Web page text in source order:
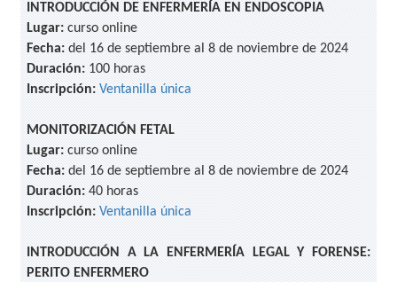
INTRODUCCIÓN DE ENFERMERÍA EN ENDOSCOPIA
Lugar: curso online
Fecha: del 16 de septiembre al 8 de noviembre de 2024
Duración: 100 horas
Inscripción: Ventanilla única
MONITORIZACIÓN FETAL
Lugar: curso online
Fecha: del 16 de septiembre al 8 de noviembre de 2024
Duración: 40 horas
Inscripción: Ventanilla única
INTRODUCCIÓN A LA ENFERMERÍA LEGAL Y FORENSE:
PERITO ENFERMERO